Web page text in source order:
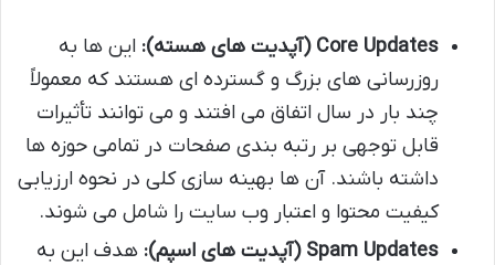
Core Updates (آپدیت های هسته):
این ها به
روزرسانی های بزرگ و گسترده ای هستند که معمولاً
چند بار در سال اتفاق می افتند و می توانند تأثیرات
قابل توجهی بر رتبه بندی صفحات در تمامی حوزه ها
داشته باشند. آن ها بهینه سازی کلی در نحوه ارزیابی
کیفیت محتوا و اعتبار وب سایت را شامل می شوند.
Spam Updates (آپدیت های اسپم):
هدف این به